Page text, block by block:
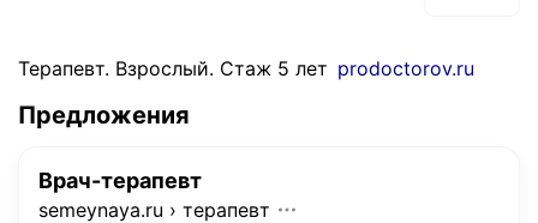
Терапевт. Взрослый. Стаж 5 лет prodoctorov.ru
Предложения
Врач-терапевт
semeynaya.ru › терапевт